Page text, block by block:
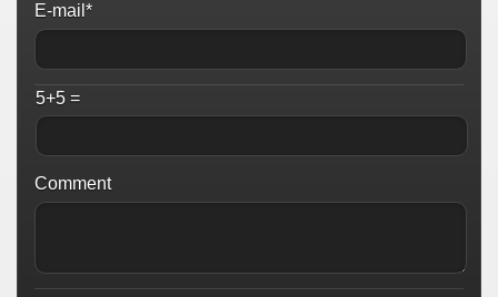
E-mail*
5+5 =
Comment